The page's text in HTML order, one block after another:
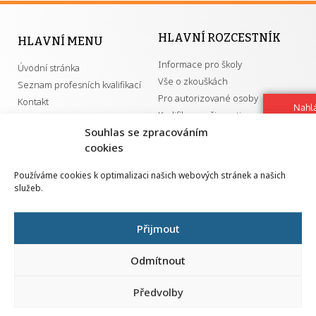
Souhlas se zpracováním
cookies
Používáme cookies k optimalizaci našich webových stránek a našich
služeb.
Přijmout
Odmítnout
Předvolby
HLAVNÍ MENU
Úvodní stránka
Seznam profesních kvalifikací
Kontakt
HLAVNÍ ROZCESTNÍK
Informace pro školy
Vše o zkouškách
Pro autorizované osoby
Kvalifikace a živnosti
GDPR
Národní pedagogický institut ČR
Senovážné náměstí 25
110 00 Praha 1